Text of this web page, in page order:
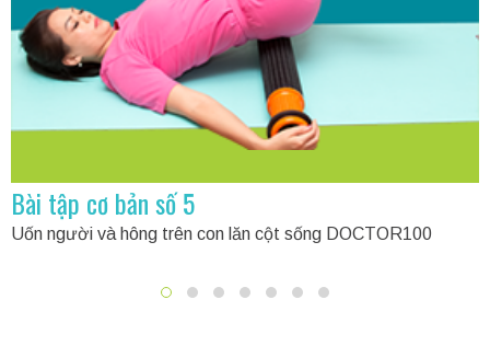
Bài tập cơ bản số 5
Uốn người và hông trên con lăn cột sống DOCTOR100